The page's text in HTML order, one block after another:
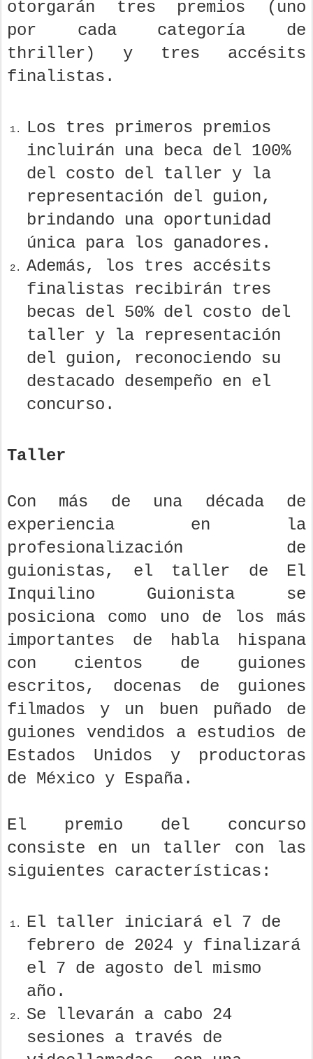
otorgarán tres premios (uno
por cada categoría de
thriller) y tres accésits
finalistas.
Los tres primeros premios
incluirán una beca del 100%
del costo del taller y la
representación del guion,
brindando una oportunidad
única para los ganadores.
Además, los tres accésits
finalistas recibirán tres
becas del 50% del costo del
taller y la representación
del guion, reconociendo su
destacado desempeño en el
concurso.
Taller
Con más de una década de
experiencia en la
profesionalización de
guionistas, el taller de El
Inquilino Guionista se
posiciona como uno de los más
importantes de habla hispana
con cientos de guiones
escritos, docenas de guiones
filmados y un buen puñado de
guiones vendidos a estudios de
Estados Unidos y productoras
de México y España.
El premio del concurso
consiste en un taller con las
siguientes características:
El taller iniciará el 7 de
febrero de 2024 y finalizará
el 7 de agosto del mismo
año.
Se llevarán a cabo 24
sesiones a través de